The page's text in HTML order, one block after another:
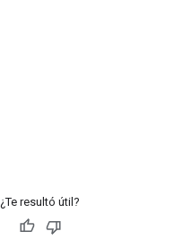
¿Te resultó útil?